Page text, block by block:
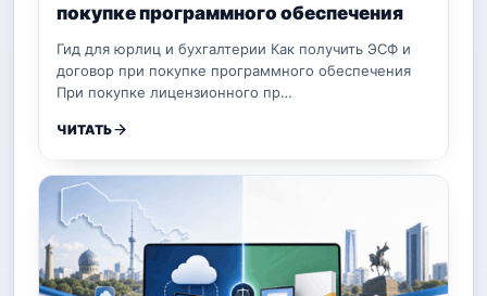
покупке программного обеспечения
Гид для юрлиц и бухгалтерии Как получить ЭСФ и
договор при покупке программного обеспечения
При покупке лицензионного пр…
ЧИТАТЬ